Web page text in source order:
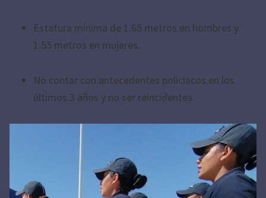
Estatura mínima de 1.65 metros en hombres y
1.55 metros en mujeres.
No contar con antecedentes policiacos en los
últimos 3 años y no ser reincidentes.